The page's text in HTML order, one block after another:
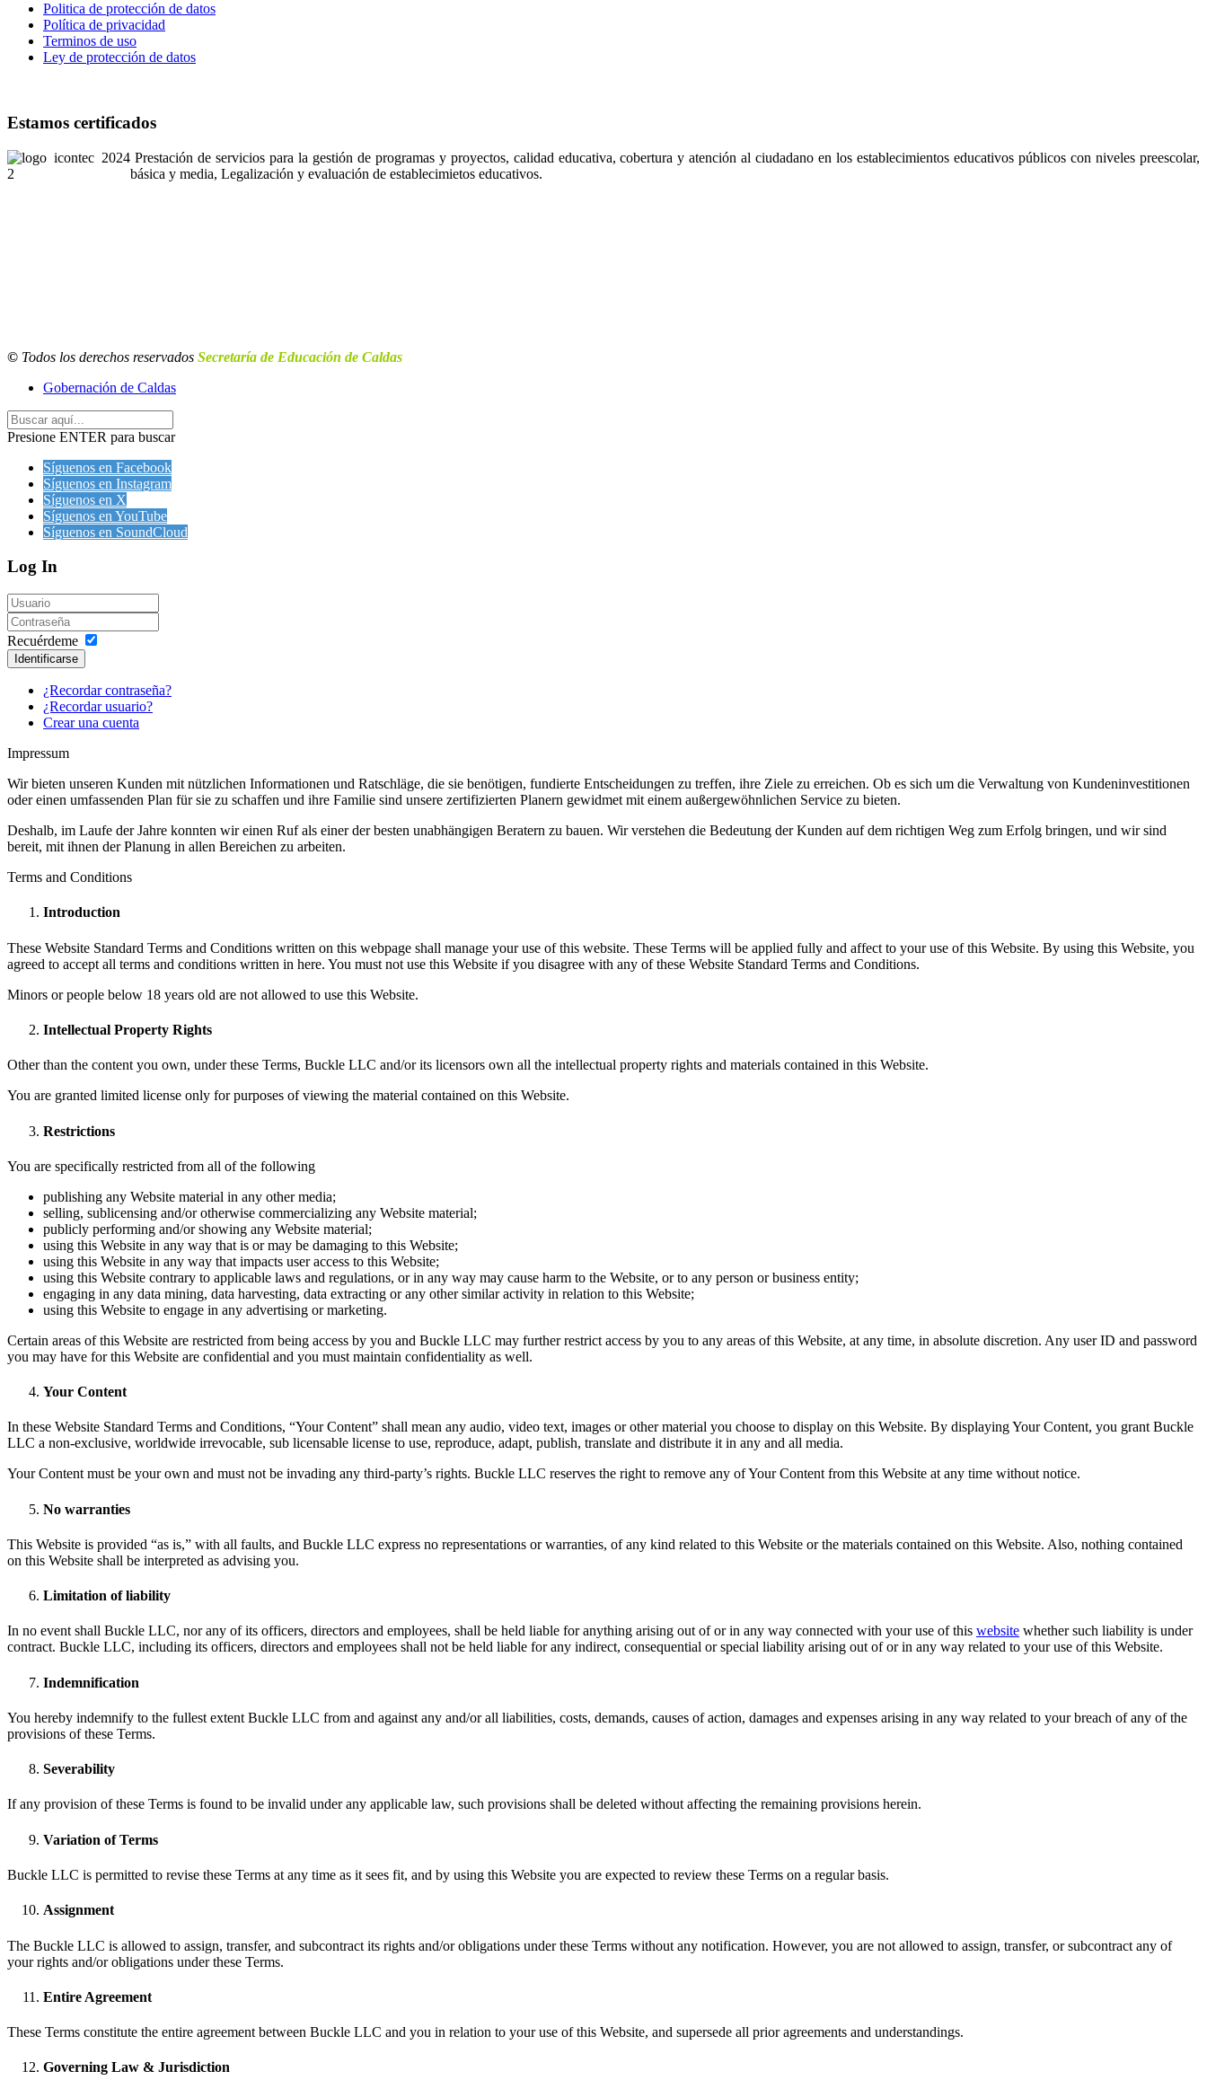
Politica de protección de datos
Política de privacidad
Terminos de uso
Ley de protección de datos
Estamos certificados
Prestación de servicios para la gestión de programas y proyectos, calidad educativa, cobertura y atención al ciudadano en los establecimientos educativos públicos con niveles preescolar,
básica y media, Legalización y evaluación de establecimietos educativos.
© Todos los derechos reservados Secretaría de Educación de Caldas
Gobernación de Caldas
Presione ENTER para buscar
Síguenos en Facebook
Síguenos en Instagram
Síguenos en X
Síguenos en YouTube
Síguenos en SoundCloud
Log In
Recuérdeme
Identificarse
¿Recordar contraseña?
¿Recordar usuario?
Crear una cuenta
Impressum
Wir bieten unseren Kunden mit nützlichen Informationen und Ratschläge, die sie benötigen, fundierte Entscheidungen zu treffen, ihre Ziele zu erreichen. Ob es sich um die Verwaltung von Kundeninvestitionen
oder einen umfassenden Plan für sie zu schaffen und ihre Familie sind unsere zertifizierten Planern gewidmet mit einem außergewöhnlichen Service zu bieten.
Deshalb, im Laufe der Jahre konnten wir einen Ruf als einer der besten unabhängigen Beratern zu bauen. Wir verstehen die Bedeutung der Kunden auf dem richtigen Weg zum Erfolg bringen, und wir sind
bereit, mit ihnen der Planung in allen Bereichen zu arbeiten.
Terms and Conditions
Introduction
These Website Standard Terms and Conditions written on this webpage shall manage your use of this website. These Terms will be applied fully and affect to your use of this Website. By using this Website, you
agreed to accept all terms and conditions written in here. You must not use this Website if you disagree with any of these Website Standard Terms and Conditions.
Minors or people below 18 years old are not allowed to use this Website.
Intellectual Property Rights
Other than the content you own, under these Terms, Buckle LLC and/or its licensors own all the intellectual property rights and materials contained in this Website.
You are granted limited license only for purposes of viewing the material contained on this Website.
Restrictions
You are specifically restricted from all of the following
publishing any Website material in any other media;
selling, sublicensing and/or otherwise commercializing any Website material;
publicly performing and/or showing any Website material;
using this Website in any way that is or may be damaging to this Website;
using this Website in any way that impacts user access to this Website;
using this Website contrary to applicable laws and regulations, or in any way may cause harm to the Website, or to any person or business entity;
engaging in any data mining, data harvesting, data extracting or any other similar activity in relation to this Website;
using this Website to engage in any advertising or marketing.
Certain areas of this Website are restricted from being access by you and Buckle LLC may further restrict access by you to any areas of this Website, at any time, in absolute discretion. Any user ID and password
you may have for this Website are confidential and you must maintain confidentiality as well.
Your Content
In these Website Standard Terms and Conditions, “Your Content” shall mean any audio, video text, images or other material you choose to display on this Website. By displaying Your Content, you grant Buckle
LLC a non-exclusive, worldwide irrevocable, sub licensable license to use, reproduce, adapt, publish, translate and distribute it in any and all media.
Your Content must be your own and must not be invading any third-party’s rights. Buckle LLC reserves the right to remove any of Your Content from this Website at any time without notice.
No warranties
This Website is provided “as is,” with all faults, and Buckle LLC express no representations or warranties, of any kind related to this Website or the materials contained on this Website. Also, nothing contained
on this Website shall be interpreted as advising you.
Limitation of liability
In no event shall Buckle LLC, nor any of its officers, directors and employees, shall be held liable for anything arising out of or in any way connected with your use of this website whether such liability is under
contract. Buckle LLC, including its officers, directors and employees shall not be held liable for any indirect, consequential or special liability arising out of or in any way related to your use of this Website.
Indemnification
You hereby indemnify to the fullest extent Buckle LLC from and against any and/or all liabilities, costs, demands, causes of action, damages and expenses arising in any way related to your breach of any of the
provisions of these Terms.
Severability
If any provision of these Terms is found to be invalid under any applicable law, such provisions shall be deleted without affecting the remaining provisions herein.
Variation of Terms
Buckle LLC is permitted to revise these Terms at any time as it sees fit, and by using this Website you are expected to review these Terms on a regular basis.
Assignment
The Buckle LLC is allowed to assign, transfer, and subcontract its rights and/or obligations under these Terms without any notification. However, you are not allowed to assign, transfer, or subcontract any of
your rights and/or obligations under these Terms.
Entire Agreement
These Terms constitute the entire agreement between Buckle LLC and you in relation to your use of this Website, and supersede all prior agreements and understandings.
Governing Law & Jurisdiction